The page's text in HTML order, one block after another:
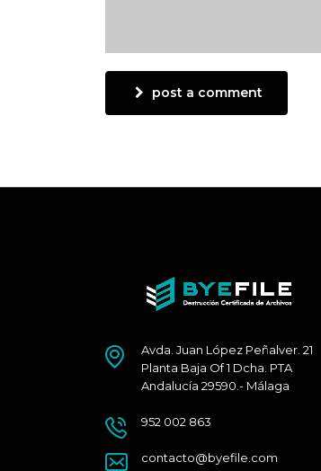
post a comment
Avda. Juan López Peñalver. 21
Planta Baja Of 1 Dcha. PTA
Andalucía 29590.- Málaga
952 002 863
contacto@byefile.com